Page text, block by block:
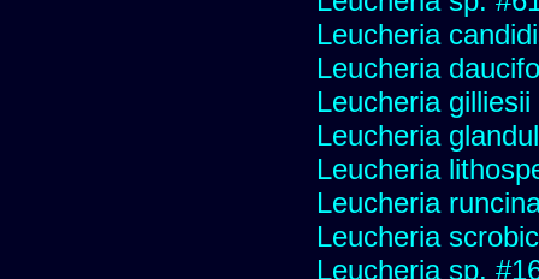
Leucheria
Leucheria
Leucheria
Leucheria
Leucheria
Leucheria
Leucheria
Leucheria sp.